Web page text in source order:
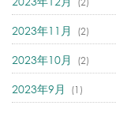
2023年11月 (2)
2023年10月 (2)
2023年9月 (1)